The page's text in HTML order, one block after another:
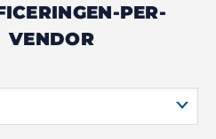
PER-
VENDOR